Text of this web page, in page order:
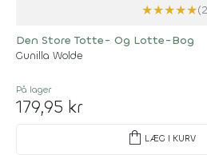
★★★★★
Den Store Totte- Og Lotte-Bog
Gunilla Wolde
På lager
179,95 kr
shopping_bag LÆG I KURV